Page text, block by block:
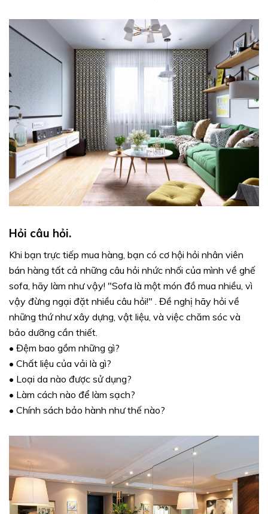
Hỏi câu hỏi.
Khi bạn trực tiếp mua hàng, bạn có cơ hội hỏi nhân viên
bán hàng tất cả những câu hỏi nhức nhối của mình về ghế
sofa, hãy làm như vậy! "Sofa là một món đồ mua nhiều, vì
vậy đừng ngại đặt nhiều câu hỏi!" . Đề nghị hãy hỏi về
những thứ như xây dựng, vật liệu, và việc chăm sóc và
bảo dưỡng cần thiết.
• Đệm bao gồm những gì?
• Chất liệu của vải là gì?
• Loại da nào được sử dụng?
• Làm cách nào để làm sạch?
• Chính sách bảo hành như thế nào?